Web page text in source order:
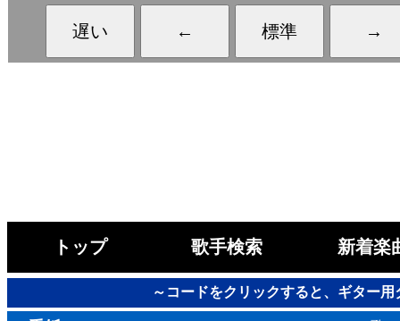
トップ 歌手検索 新着楽
～コードをクリックすると、ギター